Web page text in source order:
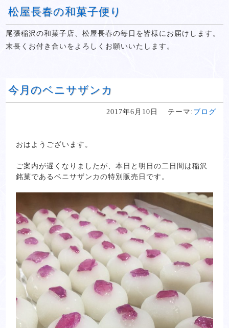
松屋長春の和菓子便り
尾張稲沢の和菓子店、松屋長春の毎日を皆様にお届けします。
末長くお付き合いをよろしくお願いいたします。
今月のベニサザンカ
2017年6月10日 テーマ: ブログ
おはようございます。
ご案内が遅くなりましたが、本日と明日の二日間は稲沢
銘菓であるベニサザンカの特別販売日です。